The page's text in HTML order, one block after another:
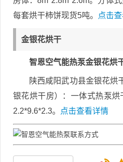
每套烘干柿饼现货5吨。
点击
金银花烘干
智恩空气能热泵金银花烘
陕西咸阳武功县金银花烘
银花烘干房）：一体式热泵烘
2.2*9.6*2.3。
点击查看详情